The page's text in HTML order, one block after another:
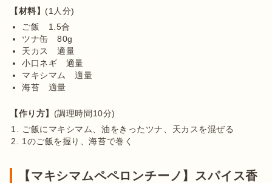
【材料】
ご飯　1.5合
ツナ缶　80g
天カス　適量
小口ネギ　適量
マキシマム　適量
海苔　適量
【作り方】
ご飯にマキシマム、油をきったツナ、天カスを混ぜる
1のご飯を握り、海苔で巻く
【マキシマムペペロンチーノ】スパイス香